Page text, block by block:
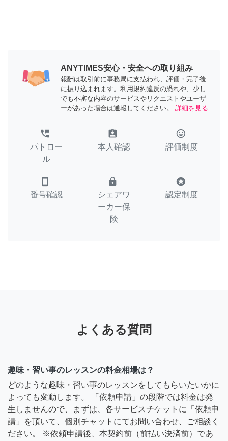
ANYTIMES安心・安全への取り組み
報酬は取引前に事務局に支払われ、評価・完了後
に振り込まれます。利用規約違反の恐れや、少し
でも不審な内容のサービスやリクエストやユーザ
ーがあった場合は通報してください。
詳細を見る
perm_phone_msg
パトロー
ル
assignment_ind
本人確認
tag_faces
評価制度
smartphone
番号確認
lock
シェアワ
ーカー保
険
stars
認定制度
よくある質問
趣味・習い事のレッスンの料金相場は？
どのような趣味・習い事のレッスンをしてもらいたいかに
よっても変動します。 「依頼申請」の段階では料金は発
生しませんので、まずは、各サービスチケットに「依頼申
請」を頂いて、個別チャットにてお問い合わせ、ご相談く
ださい。 ※依頼申請後、本契約前（前払い決済前）であ